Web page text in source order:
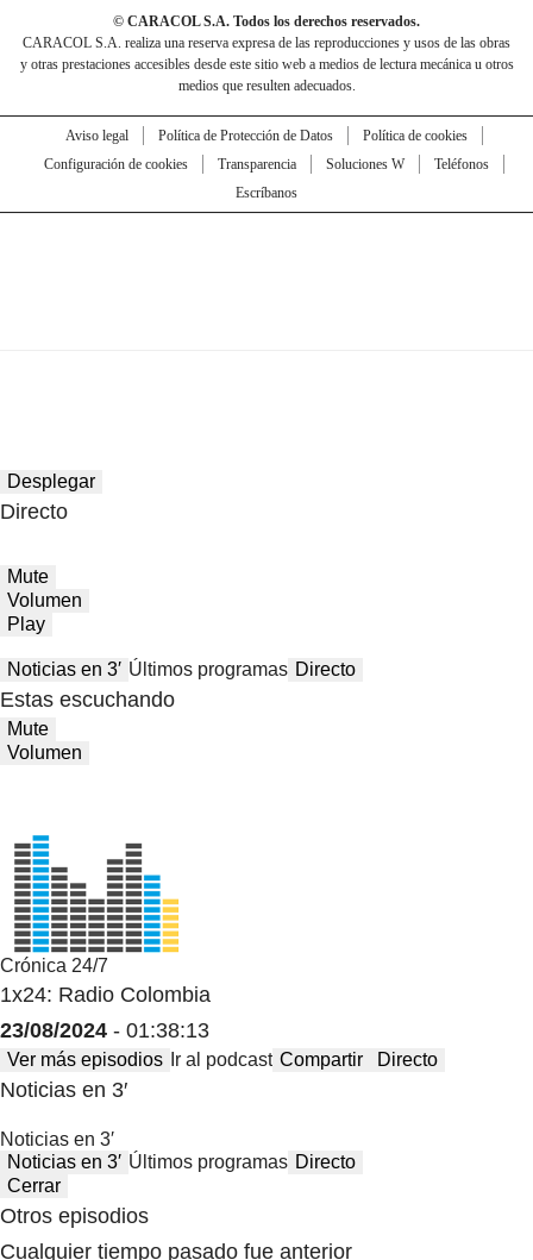
© CARACOL S.A. Todos los derechos reservados.
CARACOL S.A. realiza una reserva expresa de las reproducciones y usos de las obras
y otras prestaciones accesibles desde este sitio web a medios de lectura mecánica u otros
medios que resulten adecuados.
Aviso legal Política de Protección de Datos
Política de cookies
Configuración de cookies
Transparencia Soluciones W
Teléfonos
Escríbanos
Desplegar
Directo
Mute
Volumen
Play
Noticias en 3′ Últimos programas Directo
Estas escuchando
Mute
Volumen
Crónica 24/7
1x24: Radio Colombia
23/08/2024 - 01:38:13
Ver más episodios Ir al podcast Compartir Directo
Noticias en 3′
Noticias en 3′
Noticias en 3′ Últimos programas Directo
Cerrar
Otros episodios
Cualquier tiempo pasado fue anterior